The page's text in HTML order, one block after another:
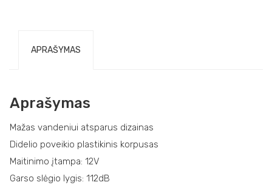
APRAŠYMAS
Aprašymas
Mažas vandeniui atsparus dizainas
Didelio poveikio plastikinis korpusas
Maitinimo įtampa: 12V
Garso slėgio lygis: 112dB